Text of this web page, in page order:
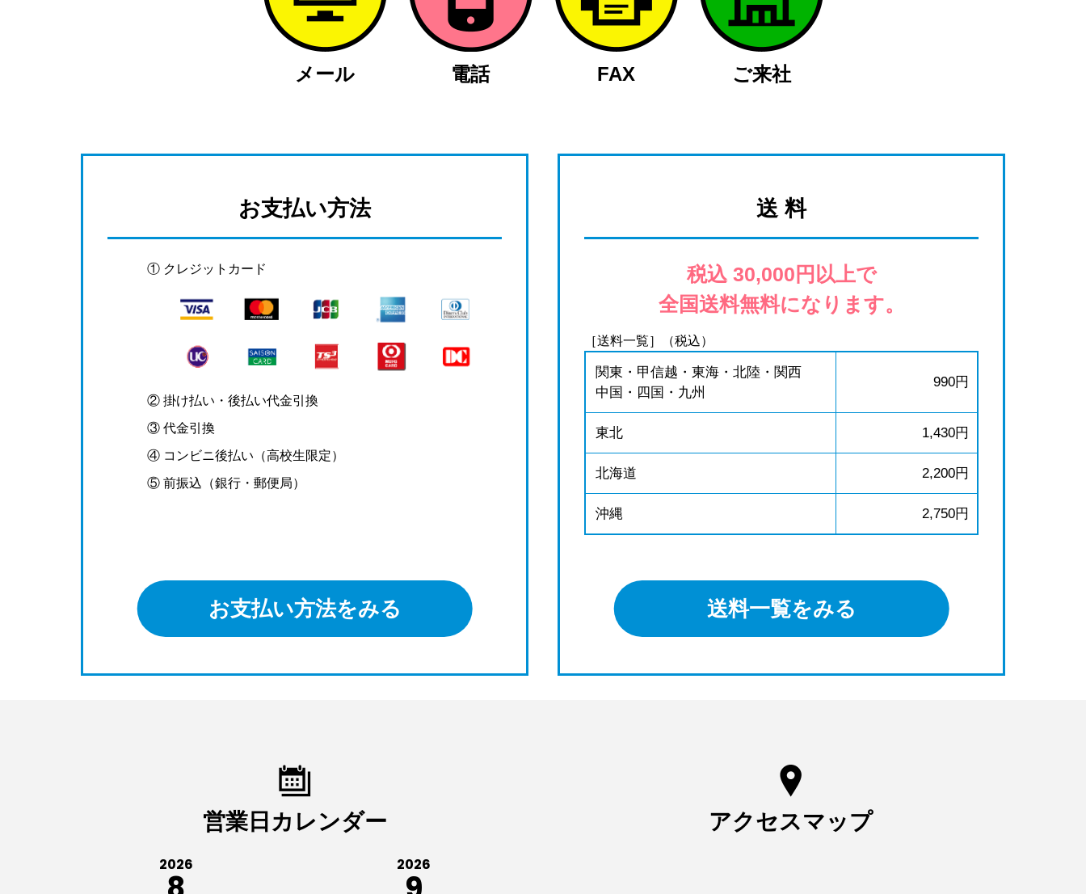
メール 電話 FAX ご来社
お支払い方法
① クレジットカード
② 掛け払い・後払い代金引換
③ 代金引換
④ コンビニ後払い（高校生限定）
⑤ 前振込（銀行・郵便局）
お支払い方法をみる
送 料
税込 30,000円以上で
全国送料無料になります。
［送料一覧］（税込）
関東・甲信越・東海・北陸・関西
中国・四国・九州
990円
東北 1,430円
北海道 2,200円
沖縄 2,750円
送料一覧をみる
営業日カレンダー
2026 2026
アクセスマップ